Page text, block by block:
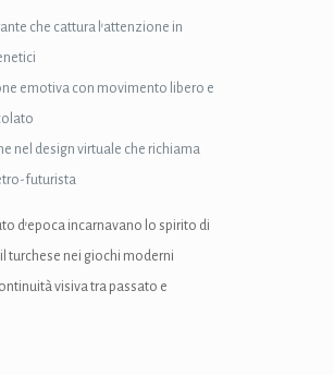
che cattura l’attenzione in
emotiva con movimento libero e
nel design virtuale che richiama
futurista
d’epoca incarnavano lo spirito di
turchese nei giochi moderni
visiva tra passato e